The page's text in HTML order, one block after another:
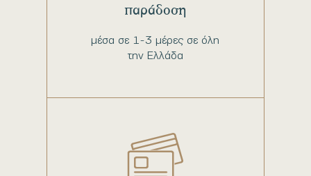
μέσα σε 1-3 μέρες σε όλη
την Ελλάδα
παράδοση